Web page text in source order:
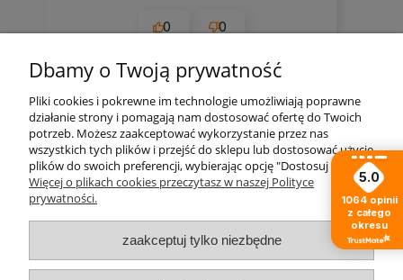
0 0
zebranych i zweryfikowanych przez
Moje konto
Płatności i dostawa
Pomoc
5.0
1064 opinii
z całego
okresu
Dbamy o Twoją prywatność
Pliki cookies i pokrewne im technologie umożliwiają poprawne
działanie strony i pomagają nam dostosować ofertę do Twoich
potrzeb. Możesz zaakceptować wykorzystanie przez nas
wszystkich tych plików i przejść do sklepu lub dostosować użycie
plików do swoich preferencji, wybierając opcję "Dostosuj zgody".
Więcej o plikach cookies przeczytasz w naszej Polityce
prywatności.
zaakceptuj tylko niezbędne